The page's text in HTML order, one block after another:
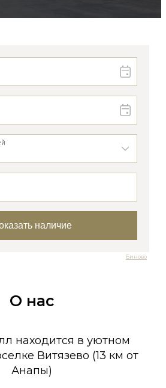
Биново
О нас
находится в уютном
Витязево (13 км от
Анапы)